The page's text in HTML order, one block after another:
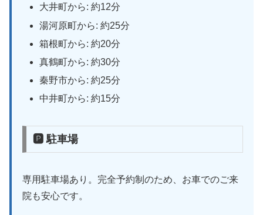
大井町から: 約12分
湯河原町から: 約25分
箱根町から: 約20分
真鶴町から: 約30分
秦野市から: 約25分
中井町から: 約15分
🅿 駐車場
専用駐車場あり。完全予約制のため、お車でのご来
院も安心です。